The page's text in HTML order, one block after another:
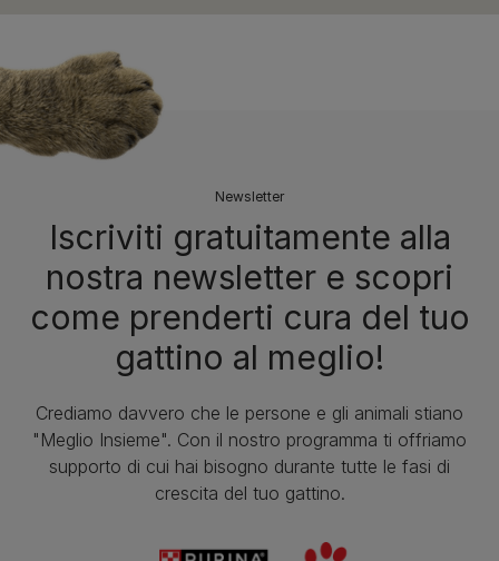
Newsletter
Iscriviti gratuitamente alla
nostra newsletter e scopri
come prenderti cura del tuo
gattino al meglio!
Crediamo davvero che le persone e gli animali stiano
"Meglio Insieme". Con il nostro programma ti offriamo
supporto di cui hai bisogno durante tutte le fasi di
crescita del tuo gattino.